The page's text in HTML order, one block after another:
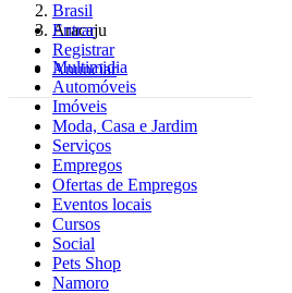
Entrar
Registrar
Anunciar
Brasil
Aracaju
Multimidia
Automóveis
Imóveis
Moda, Casa e Jardim
Serviços
Empregos
Ofertas de Empregos
Eventos locais
Cursos
Social
Pets Shop
Namoro